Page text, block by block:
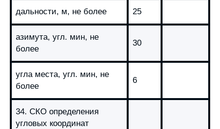
дальности, м, не более 25
азимута, угл. мин, не
более
30
угла места, угл. мин, не
более
6
34. СКО определения
угловых координат